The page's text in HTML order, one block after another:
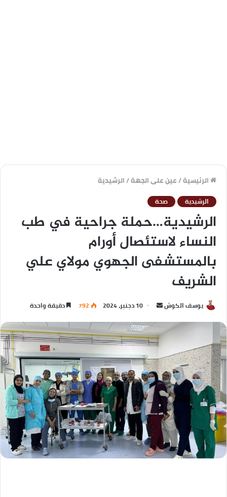
الرئيسية/عين على الجهة/الرشيدية
الرشيدية صحة
الرشيدية…حملة جراحية في طب
النساء لاستئصال أورام
بالمستشفى الجهوي مولاي علي
الشريف
يوسف الكوش 10 دجنبر، 2024 792 دقيقة واحدة